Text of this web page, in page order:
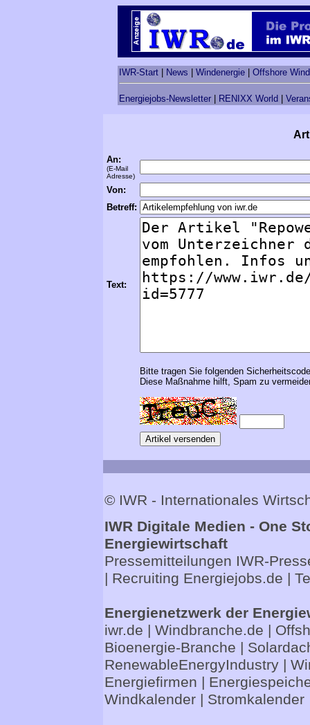
IWR-Start News Windenergie Offshore
Energiejobs-Newsletter RENIXX World
An:
(E-Mail
Adresse)
Von:
Betreff:
Text:
Bitte tragen Sie folgenden
Diese Maßnahme hilft, Spam zu
© IWR - Internationales
IWR Digitale Medien - One
Energiewirtschaft
Pressemitteilungen IWR-
| Recruiting Energiejobs.de |
Energienetzwerk der
iwr.de | Windbranche.de |
Bioenergie-Branche |
RenewableEnergyIndustry|
Energiefirmen |
Windkalender| Stromkalender